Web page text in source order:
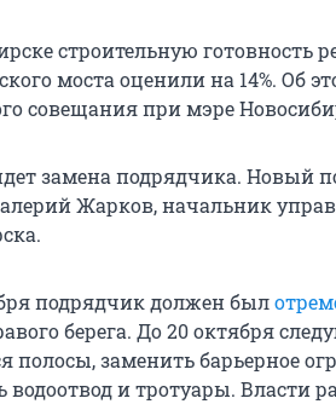
строительную готовность
моста оценили на 14%. Об
совещания при мэре
замена подрядчика. Новый
Жарков, начальник
подрядчик должен был
берега. До 20 октября
полосы, заменить барьерное
водоотвод и тротуары. Власти